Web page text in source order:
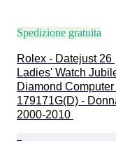
Spedizione gratuita
Rolex - Datejust 26
Ladies' Watch
Diamond
179171G(D) -
2000-2010